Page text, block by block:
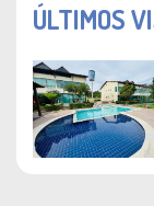
ÚLTIMOS